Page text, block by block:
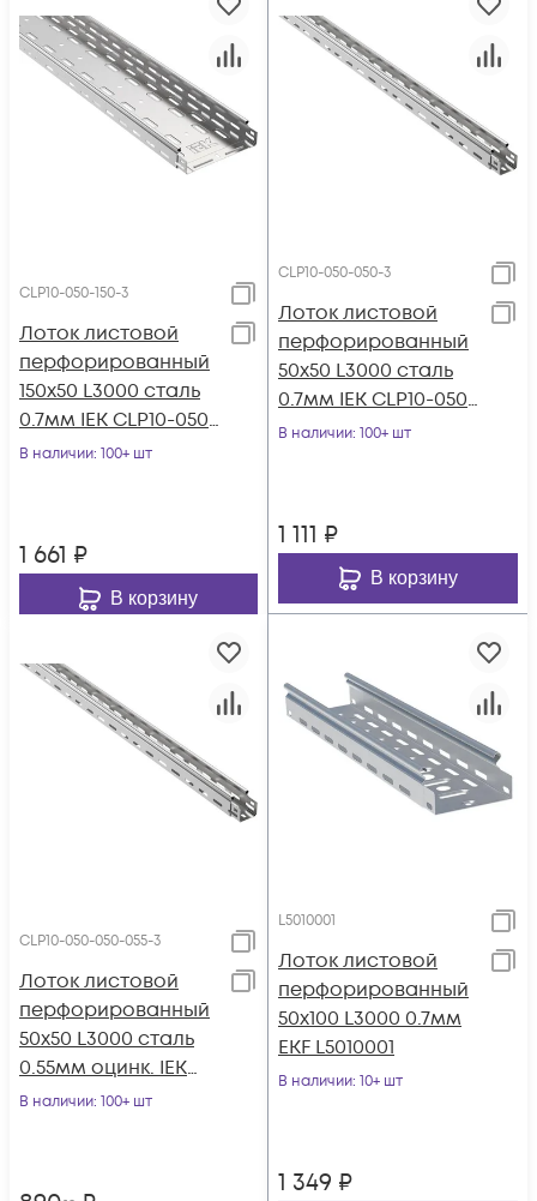
CLP10-050-150-3
Лоток листовой
перфорированный
150х50 L3000 сталь
0.7мм IEK CLP10-050-
150-3
В наличии: 100+ шт
1 661 ₽
В корзину
CLP10-050-050-3
Лоток листовой
перфорированный
50х50 L3000 сталь
0.7мм IEK CLP10-050-
050-3
В наличии: 100+ шт
1 111 ₽
В корзину
CLP10-050-050-055-3
Лоток листовой
перфорированный
50х50 L3000 сталь
0.55мм оцинк. IEK
CLP10-050-050-055-3
В наличии: 100+ шт
L5010001
Лоток листовой
перфорированный
50х100 L3000 0.7мм
EKF L5010001
В наличии: 10+ шт
1 349 ₽